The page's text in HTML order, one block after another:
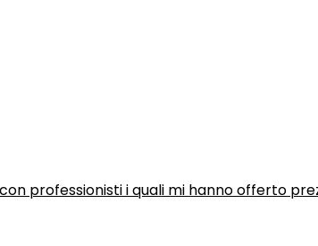
professionisti i quali mi hanno offerto